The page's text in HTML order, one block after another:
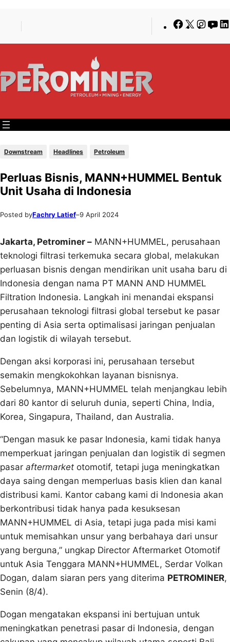
konten
content
Facebook
X
Downstream Headlines Petroleum
Perluas Bisnis, MANN+HUMMEL Bentuk
Unit Usaha di Indonesia
Posted byFachry Latief–9 April 2024
Jakarta, Petrominer – MANN+HUMMEL, perusahaan
teknologi filtrasi terkemuka secara global, melakukan
perluasan bisnis dengan mendirikan unit usaha baru di
Indonesia dengan nama PT MANN AND HUMMEL
Filtration Indonesia. Langkah ini menandai ekspansi
perusahaan teknologi filtrasi global tersebut ke pasar
penting di Asia serta optimalisasi jaringan penjualan
dan logistik di wilayah tersebut.
Dengan aksi korporasi ini, perusahaan tersebut
semakin mengkokohkan layanan bisnisnya.
Sebelumnya, MANN+HUMMEL telah menjangkau lebih
dari 80 kantor di seluruh dunia, seperti China, India,
Korea, Singapura, Thailand, dan Australia.
“Dengan masuk ke pasar Indonesia, kami tidak hanya
memperkuat jaringan penjualan dan logistik di segmen
pasar aftermarket otomotif, tetapi juga meningkatkan
daya saing dengan memperluas basis klien dan kanal
distribusi kami. Kantor cabang kami di Indonesia akan
berkontribusi tidak hanya pada kesuksesan
MANN+HUMMEL di Asia, tetapi juga pada misi kami
untuk memisahkan unsur yang berbahaya dari unsur
yang berguna,” ungkap Director Aftermarket Otomotif
untuk Asia Tenggara MANN+HUMMEL, Serdar Volkan
Dogan, dalam siaran pers yang diterima PETROMINER,
Senin (8/4).
Dogan mengatakan ekspansi ini bertujuan untuk
meningkatkan penetrasi pasar di Indonesia, dengan